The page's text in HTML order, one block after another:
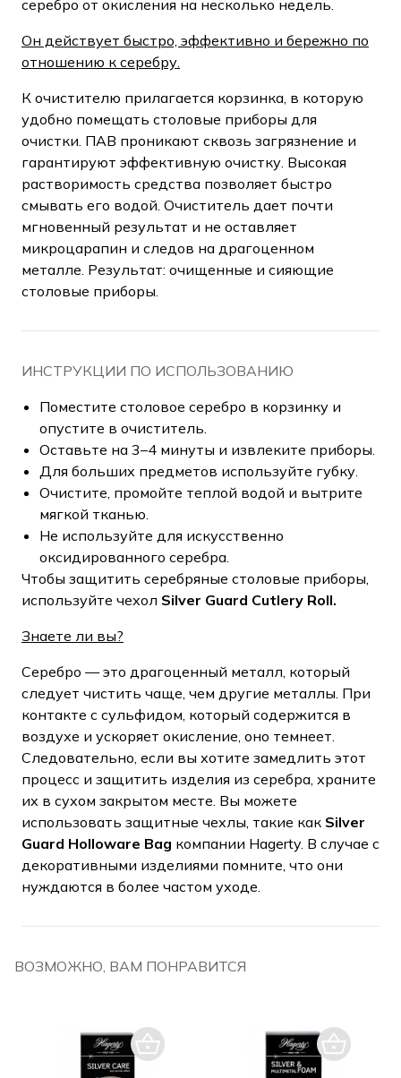
серебро от окисления на несколько недель.
Он действует быстро, эффективно и бережно по
отношению к серебру.
К очистителю прилагается корзинка, в которую
удобно помещать столовые приборы для
очистки. ПАВ проникают сквозь загрязнение и
гарантируют эффективную очистку. Высокая
растворимость средства позволяет быстро
смывать его водой. Очиститель дает почти
мгновенный результат и не оставляет
микроцарапин и следов на драгоценном
металле. Результат: очищенные и сияющие
столовые приборы.
ИНСТРУКЦИИ ПО ИСПОЛЬЗОВАНИЮ
Поместите столовое серебро в корзинку и
опустите в очиститель.
Оставьте на 3–4 минуты и извлеките приборы.
Для больших предметов используйте губку.
Очистите, промойте теплой водой и вытрите
мягкой тканью.
Не используйте для искусственно
оксидированного серебра.
Чтобы защитить серебряные столовые приборы,
используйте чехол Silver Guard Cutlery Roll.
Знаете ли вы?
Серебро — это драгоценный металл, который
следует чистить чаще, чем другие металлы. При
контакте с сульфидом, который содержится в
воздухе и ускоряет окисление, оно темнеет.
Следовательно, если вы хотите замедлить этот
процесс и защитить изделия из серебра, храните
их в сухом закрытом месте. Вы можете
использовать защитные чехлы, такие как Silver
Guard Holloware Bag компании Hagerty. В случае с
декоративными изделиями помните, что они
нуждаются в более частом уходе.
ВОЗМОЖНО, ВАМ ПОНРАВИТСЯ